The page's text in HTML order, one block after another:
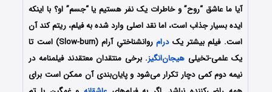
آیا ما عاشق “روح” و خاطرات یک نفر هستیم یا “جسم” او؟ با اینکه
ایده بسیار جذاب است، اما نقد اصلی وارد شده به فیلم، ریتم کند آن
است. فیلم بیشتر یکدرام
روانشناختیِ آرام (Slow-burn) است تا
یک علمی-تخیلی هیجان‌انگیز. برخی منتقدان معتقدند فیلمنامه در
نیمه دوم کمی دچار تکرار می‌شود و پایان‌بندی آن ممکن است برای